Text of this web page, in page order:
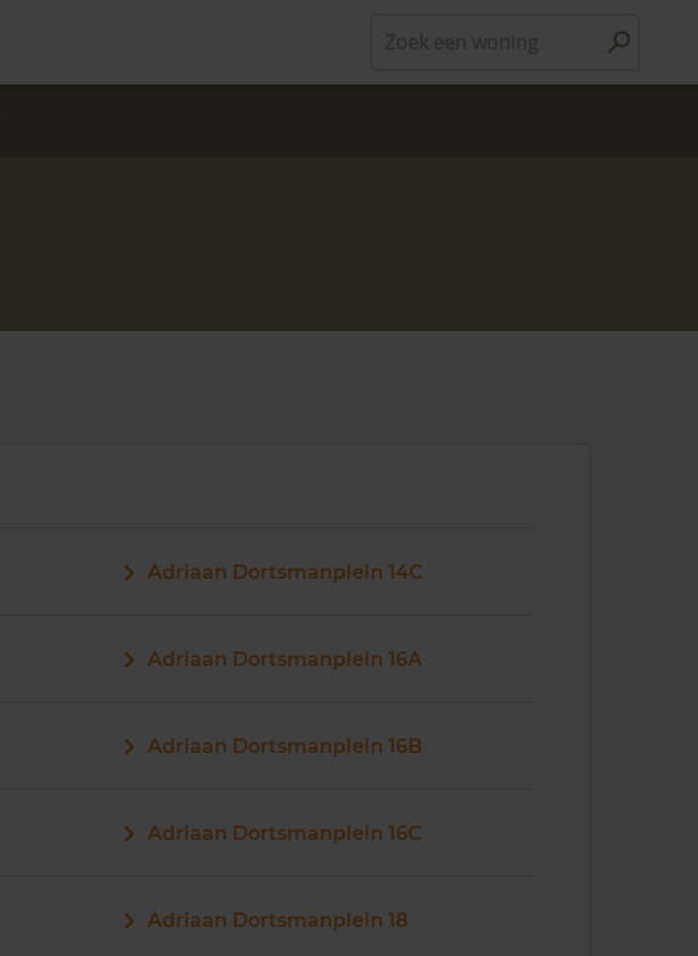
Adriaan Dortsmanplein 14C
Adriaan Dortsmanplein 16A
Adriaan Dortsmanplein 16B
Adriaan Dortsmanplein 16C
Adriaan Dortsmanplein 18